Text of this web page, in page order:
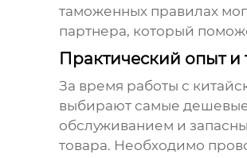
таможенных правилах
партнера, который
Практический опыт
За время работы с
выбирают самые дешевые
обслуживанием и
товара. Необходимо